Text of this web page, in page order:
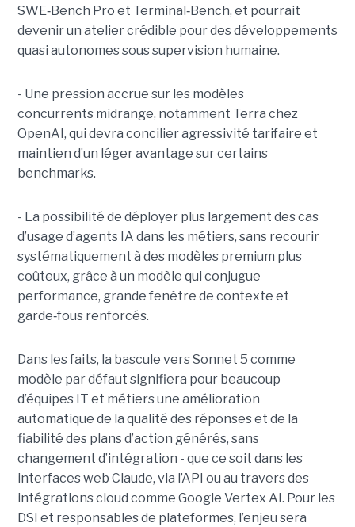
SWE‑Bench Pro et Terminal ‑Bench, et pourrait
devenir un atelier crédible pour des développements
quasi autonomes sous supervision humaine.
- Une pression accrue sur les modèles
concurrents midrange, notamment Terra chez
OpenAI, qui devra concilier agressivité tarifaire et
maintien d’un léger avantage sur certains
benchmarks.
- La possibilité de déployer plus largement des cas
d’usage d’agents IA dans les métiers, sans recourir
systématiquement à des modèles premium plus
coûteux, grâce à un modèle qui conjugue
performance, grande fenêtre de contexte et
garde‑fous renforcés.
Dans les faits, la bascule vers Sonnet 5 comme
modèle par défaut signifiera pour beaucoup
d’équipes IT et métiers une amélioration
automatique de la qualité des réponses et de la
fiabilité des plans d’action générés, sans
changement d’intégration - que ce soit dans les
interfaces web Claude, via l’API ou au travers des
intégrations cloud comme Google Vertex AI. Pour les
DSI et responsables de plateformes, l’enjeu sera